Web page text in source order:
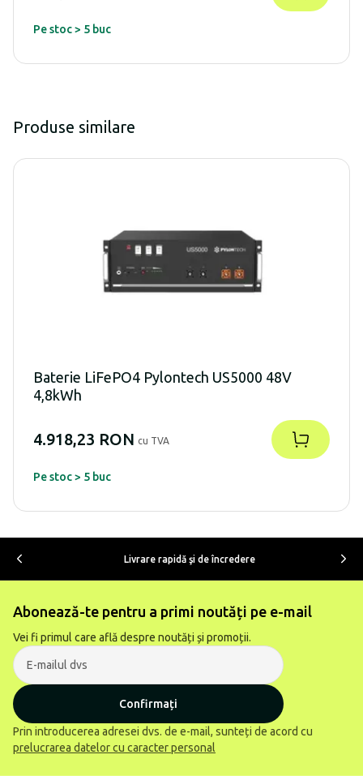
Pe stoc > 5 buc
Produse similare
Baterie LiFePO4 Pylontech US5000 48V
4,8kWh
4.918,23 RON cu TVA
Pe stoc > 5 buc
Livrare rapidă şi de încredere
Abonează-te pentru a primi noutăți pe e-mail
Vei fi primul care află despre noutăți și promoții.
Confirmați
Prin introducerea adresei dvs. de e-mail, sunteți de acord cu
prelucrarea datelor cu caracter personal